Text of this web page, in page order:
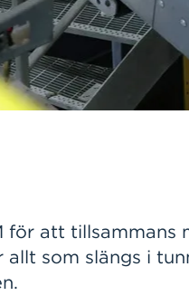
för att
som slängs i